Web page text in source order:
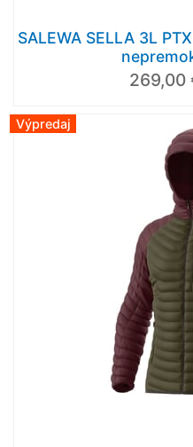
SALEWA SELLA 3L
269,00
Výpredaj